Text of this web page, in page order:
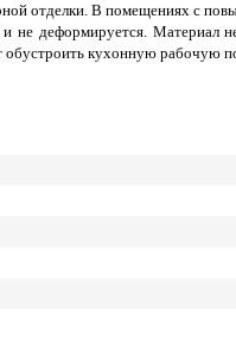
отделки. В помещениях с
не деформируется. Материал
обустроить кухонную рабочую